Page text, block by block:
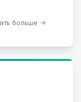
больше →
Если у
открыты к